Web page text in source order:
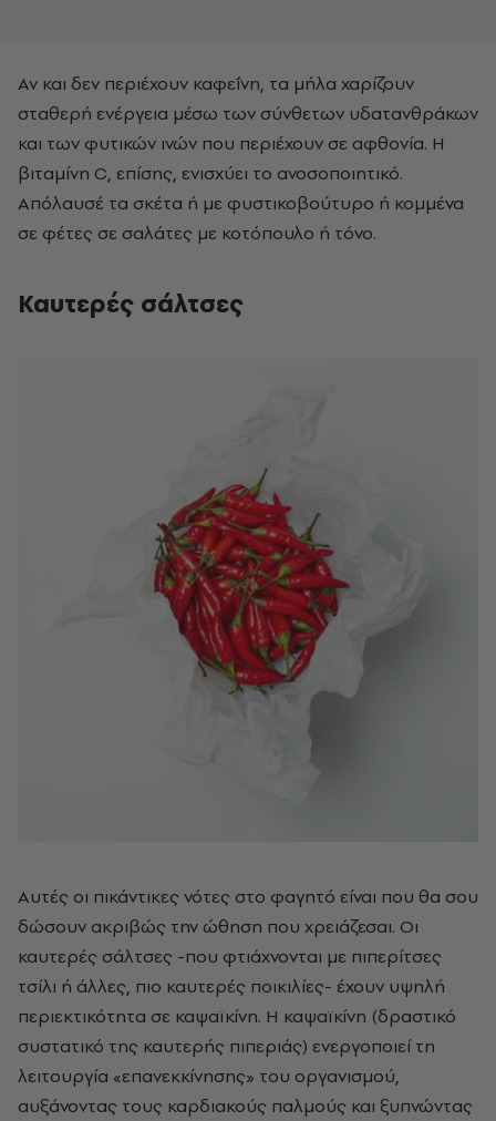
Αν και δεν περιέχουν καφεΐνη, τα μήλα χαρίζουν
σταθερή ενέργεια μέσω των σύνθετων υδατανθράκων
και των φυτικών ινών που περιέχουν σε αφθονία. Η
βιταμίνη C, επίσης, ενισχύει το ανοσοποιητικό.
Απόλαυσέ τα σκέτα ή με φυστικοβούτυρο ή κομμένα
σε φέτες σε σαλάτες με κοτόπουλο ή τόνο.
Καυτερές σάλτσες
Αυτές οι πικάντικες νότες στο φαγητό είναι που θα σου
δώσουν ακριβώς την ώθηση που χρειάζεσαι. Οι
καυτερές σάλτσες -που φτιάχνονται με πιπερίτσες
τσίλι ή άλλες, πιο καυτερές ποικιλίες- έχουν υψηλή
περιεκτικότητα σε καψαϊκίνη. Η καψαϊκίνη (δραστικό
συστατικό της καυτερής πιπεριάς) ενεργοποιεί τη
λειτουργία «επανεκκίνησης» του οργανισμού,
αυξάνοντας τους καρδιακούς παλμούς και ξυπνώντας